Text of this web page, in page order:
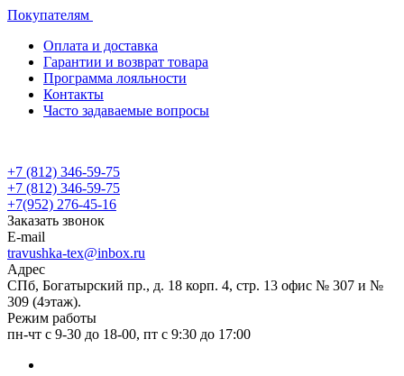
Покупателям
Оплата и доставка
Гарантии и возврат товара
Программа лояльности
Контакты
Часто задаваемые вопросы
+7 (812) 346-59-75
+7 (812) 346-59-75
+7(952) 276-45-16
Заказать звонок
E-mail
travushka-tex@inbox.ru
Адрес
СПб, Богатырский пр., д. 18 корп. 4, стр. 13 офис № 307 и №
309 (4этаж).
Режим работы
пн-чт с 9-30 до 18-00, пт с 9:30 до 17:00